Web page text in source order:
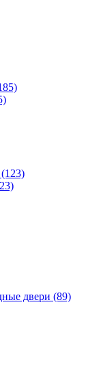
двери (89)